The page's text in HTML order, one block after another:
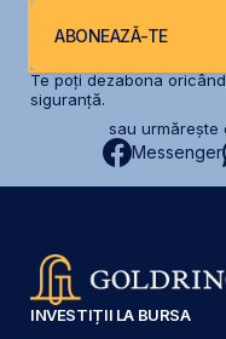
ABONEAZĂ-TE
Te poți dezabona
siguranță.
sau urmărește
Messenger
INVESTIȚII LA BURSA